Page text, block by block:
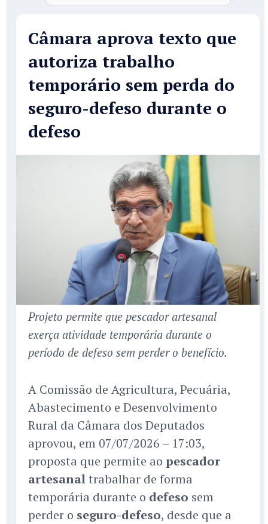
Câmara aprova texto que
autoriza trabalho
temporário sem perda do
seguro-defeso durante o
defeso
Projeto permite que pescador artesanal
exerça atividade temporária durante o
período de defeso sem perder o benefício.
A Comissão de Agricultura, Pecuária,
Abastecimento e Desenvolvimento
Rural da Câmara dos Deputados
aprovou, em 07/07/2026 – 17:03,
proposta que permite ao pescador
artesanaltrabalhar de forma
temporária durante o defeso sem
perder o seguro-defeso, desde que a